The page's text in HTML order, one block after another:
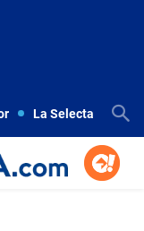
La Selecta